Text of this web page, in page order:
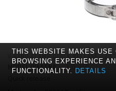
V-BAND CLAMP QUICK RELEASE - 2,5"
MODEL/VARENR.: 220-250
THIS WEBSITE MAKES USE
BROWSING EXPERIENCE
FUNCTIONALITY. DETAILS